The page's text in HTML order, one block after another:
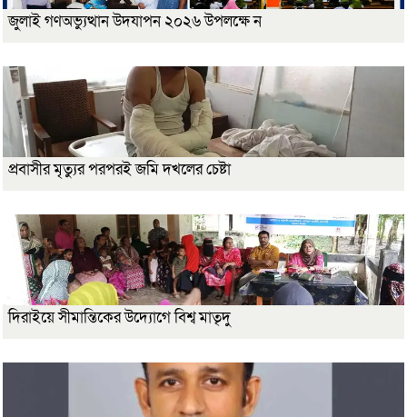
জুলাই গণঅভ্যুত্থান উদযাপন ২০২৬ উপলক্ষে ন
প্রবাসীর মৃত্যুর পরপরই জমি দখলের চেষ্টা
দিরাইয়ে সীমান্তিকের উদ্যোগে বিশ্ব মাতৃদু